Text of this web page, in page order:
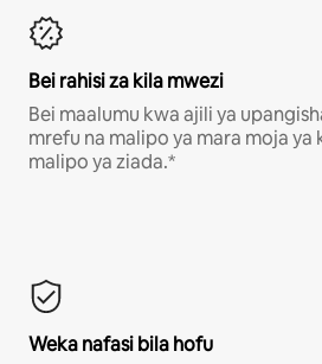
Bei rahisi za kila mwezi
Bei maalumu kwa ajili ya
mrefu na malipo ya mara moja ya
malipo ya ziada.*
Weka nafasi bila hofu